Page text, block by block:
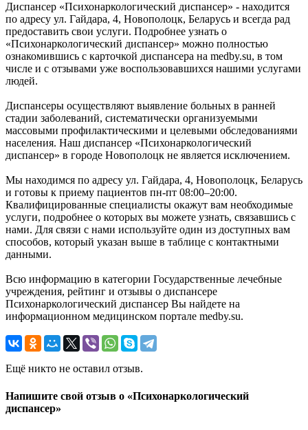
Диспансер «Психонаркологический диспансер» - находится
по адресу ул. Гайдара, 4, Новополоцк, Беларусь и всегда рад
предоставить свои услуги. Подробнее узнать о
«Психонаркологический диспансер» можно полностью
ознакомившись с карточкой диспансера на medby.su, в том
числе и с отзывами уже воспользовавшихся нашими услугами
людей.
Диспансеры осуществляют выявление больных в ранней
стадии заболеваний, систематически организуемыми
массовыми профилактическими и целевыми обследованиями
населения. Наш диспансер «Психонаркологический
диспансер» в городе Новополоцк не является исключением.
Мы находимся по адресу ул. Гайдара, 4, Новополоцк, Беларусь
и готовы к приему пациентов пн-пт 08:00–20:00.
Квалифицированные специалисты окажут вам необходимые
услуги, подробнее о которых вы можете узнать, связавшись с
нами. Для связи с нами используйте один из доступных вам
способов, который указан выше в таблице с контактными
данными.
Всю информацию в категории Государственные лечебные
учреждения, рейтинг и отзывы о диспансере
Психонаркологический диспансер Вы найдете на
информационном медицинском портале medby.su.
Ещё никто не оставил отзыв.
Напишите свой отзыв о «Психонаркологический
диспансер»